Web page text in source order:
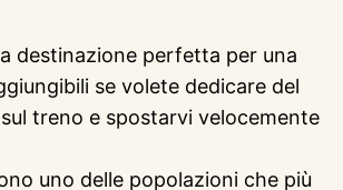
destinazione perfetta per una
se volete dedicare del
treno e spostarvi velocemente
uno delle popolazioni che più